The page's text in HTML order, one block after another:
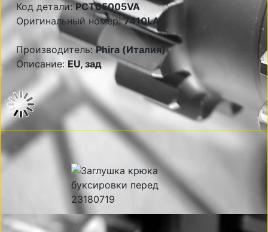
Код детали:PCT05005VA
Оригинальный номер:7410LA
Производитель:Phira (Италия)
Описание: EU, зад